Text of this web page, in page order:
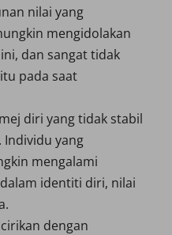
nilai yang
mengidolakan
dan sangat tidak
pada saat
diri yang tidak stabil
Individu yang
mengalami
identiti diri, nilai
dengan